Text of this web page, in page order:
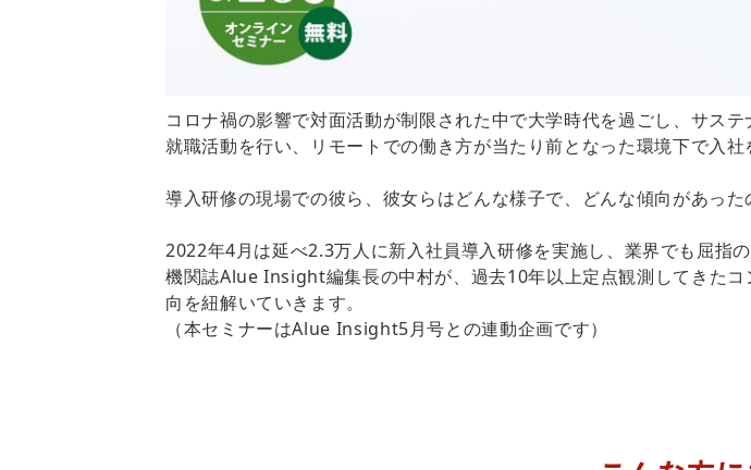
コロナ禍の影響で対面活動が制限された中で大学時代を過ごし、サス
就職活動を行い、リモートでの働き方が当たり前となった環境下で入社
導入研修の現場での彼ら、彼女らはどんな様子で、どんな傾向があった
2022年4月は延べ2.3万人に新入社員導入研修を実施し、業界でも屈指の
機関誌Alue Insight編集長の中村が、過去10年以上定点観測してきた
向を紐解いていきます。
（本セミナーはAlue Insight5月号との連動企画です）